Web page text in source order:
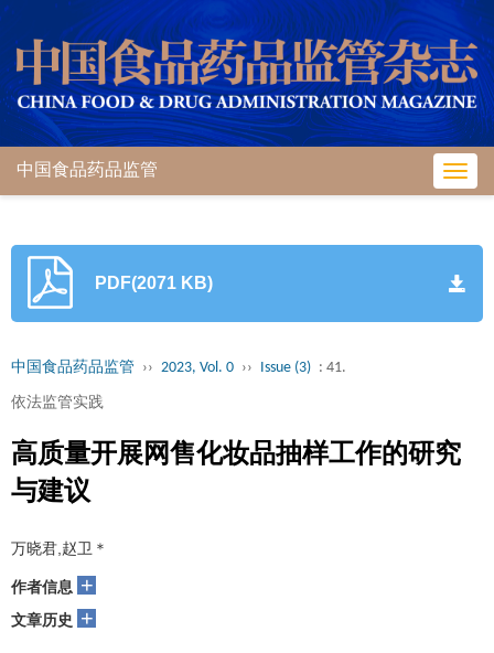
中国食品药品监管
PDF(2071 KB)
中国食品药品监管 ›› 2023, Vol. 0 ›› Issue (3) : 41.
依法监管实践
高质量开展网售化妆品抽样工作的研究
与建议
万晓君,赵卫＊
作者信息 +
文章历史 +